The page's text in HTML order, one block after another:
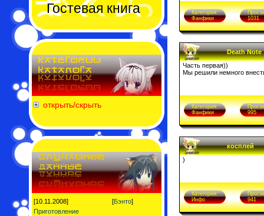
Гостевая книга
открыть/скрыть
[10.11.2008] [Бэнто]
Приготовление
Категория:
Фанфики
1031
Death Note
Часть первая))
Мы решили немного
Категория:
Фанфики
995
косплeй
)
Категория:
Инфо
941